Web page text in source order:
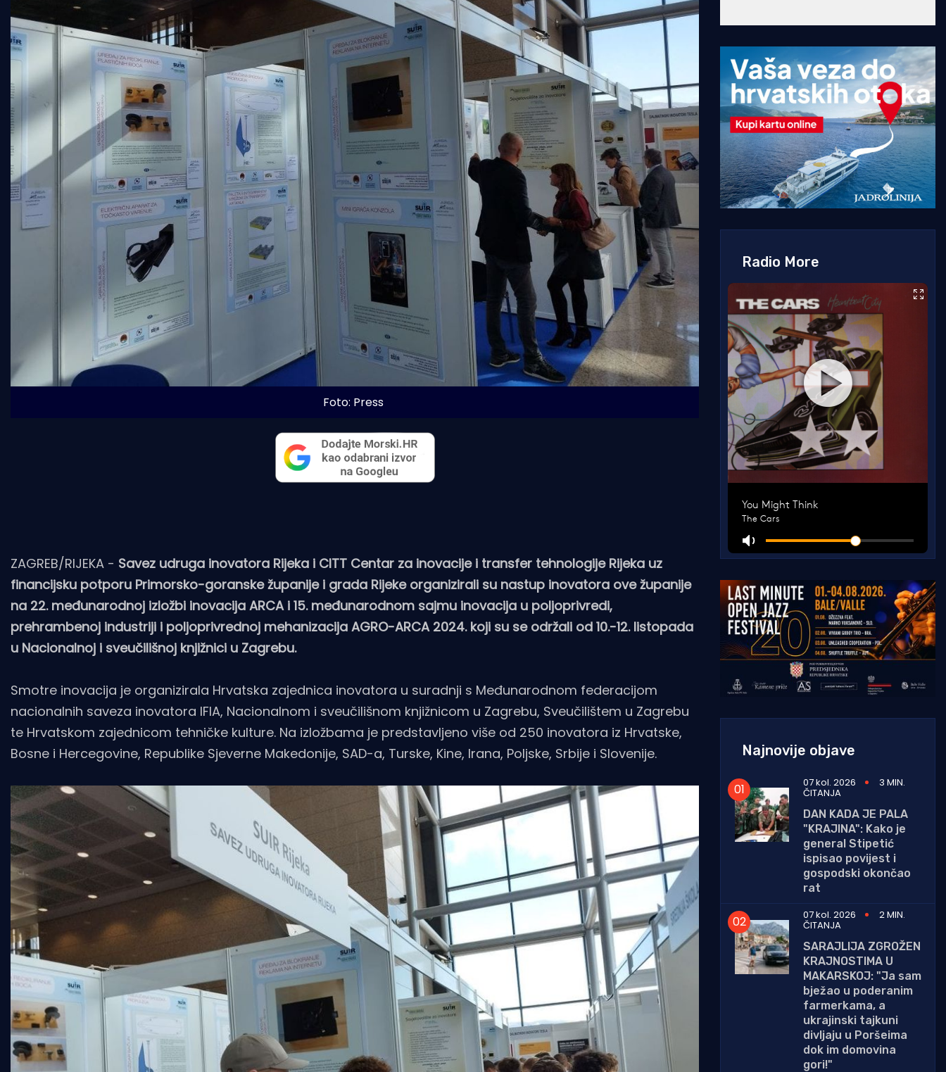
Foto: Press
ZAGREB/RIJEKA - Savez udruga inovatora Rijeka i CITT Centar za inovacije i transfer tehnologije Rijeka uz
financijsku potporu Primorsko-goranske županije i grada Rijeke organizirali su nastup inovatora ove županije
na 22. međunarodnoj izložbi inovacija ARCA i 15. međunarodnom sajmu inovacija u poljoprivredi,
prehrambenoj industriji i poljoprivrednoj mehanizacija AGRO-ARCA 2024. koji su se održali od 10.-12. listopada
u Nacionalnoj i sveučilišnoj knjižnici u Zagrebu.
Smotre inovacija je organizirala Hrvatska zajednica inovatora u suradnji s Međunarodnom federacijom
nacionalnih saveza inovatora IFIA, Nacionalnom i sveučilišnom knjižnicom u Zagrebu, Sveučilištem u Zagrebu
te Hrvatskom zajednicom tehničke kulture. Na izložbama je predstavljeno više od 250 inovatora iz Hrvatske,
Bosne i Hercegovine, Republike Sjeverne Makedonije, SAD-a, Turske, Kine, Irana, Poljske, Srbije i Slovenije.
Radio More
Najnovije objave
07 kol. 2026 3 MIN.
ČITANJA
DAN KADA JE PALA
"KRAJINA": Kako je
general Stipetić
ispisao povijest i
gospodski okončao
rat
07 kol. 2026
2 MIN.
ČITANJA
SARAJLIJA ZGROŽEN
KRAJNOSTIMA U
MAKARSKOJ: "Ja sam
bježao u poderanim
farmerkama, a
ukrajinski tajkuni
divljaju u Poršeima
dok im domovina
gori!"